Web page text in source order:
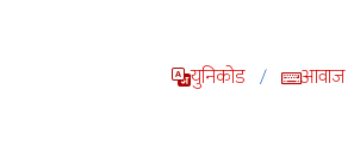
युनिकोड / आवाज